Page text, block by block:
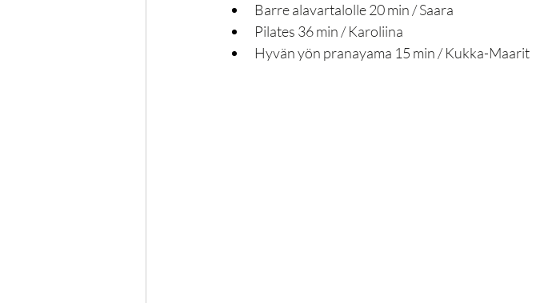
Barre alavartalolle 20 min / Saara
Pilates 36 min / Karoliina​​​​
Hyvän yön pranayama 15 min / Kukka-Maarit